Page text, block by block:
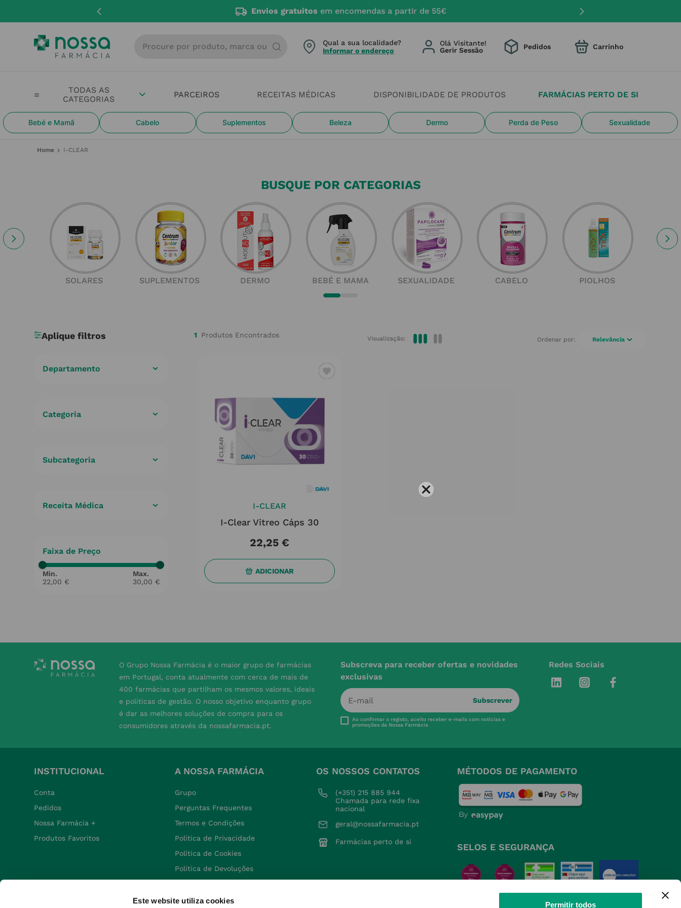
Este website utiliza cookies Permitir todos
Envios gratuitos em encomendas a partir de 55€
PARCEIROS RECEITAS MÉDICAS DISPONIBILIDADE DE PRODUTOS FARMÁCIAS PERTO DE SI
Bebé e Mamã Cabelo Suplementos Beleza Dermo Perda de Peso Sexualidade
Qual a sua localidade?
Informar o endereço
Olá Visitante! Pedidos
I-CLEAR
BUSQUE POR CATEGORIAS
SOLARES SUPLEMENTOS DERMO BEBÉ E MAMA SEXUALIDADE CABELO PIOLHOS
Departamento
Categoria
Subcategoria
Receita Médica
Faixa de Preço
22,00 € 30,00 €
1 Visualização: Relevância
I-CLEAR
I-Clear Vitreo Cáps 30
22,25 €
ADICIONAR
O Grupo Nossa Farmácia é o maior grupo de farmácias
em Portugal, conta atualmente com cerca de mais de
400 farmácias que partilham os mesmos valores, ideais
e políticas de gestão. O nosso objetivo enquanto grupo
é dar as melhores soluções de compra para os
consumidores através da nossafarmacia.pt.
Subscreva para receber ofertas e novidades
exclusivas
Subscrever
Ao confirmar o registo, aceito receber e-mails com notícias e
promoções da Nossa Farmácia
Redes Sociais
INSTITUCIONAL
Conta
Pedidos
Nossa Farmácia +
Produtos Favoritos
A NOSSA FARMÁCIA
Grupo
Perguntas Frequentes
Termos e Condições
Política de Privacidade
Política de Cookies
Política de Devoluções
OS NOSSOS CONTATOS
(+351) 215 885 944
Chamada para rede fixa
nacional
geral@nossafarmacia.pt
Farmácias perto de si
MÉTODOS DE PAGAMENTO
SELOS E SEGURANÇA